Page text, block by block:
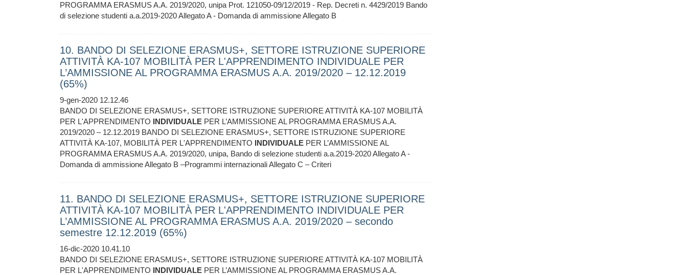
PROGRAMMA ERASMUS A.A. 2019/2020, unipa Prot. 121050-09/12/2019 - Rep. Decreti n. 4429/2019 Bando
di selezione studenti a.a.2019-2020 Allegato A - Domanda di ammissione Allegato B
10. BANDO DI SELEZIONE ERASMUS+, SETTORE ISTRUZIONE SUPERIORE
ATTIVITÀ KA-107 MOBILITÀ PER L'APPRENDIMENTO INDIVIDUALE PER
L’AMMISSIONE AL PROGRAMMA ERASMUS A.A. 2019/2020 – 12.12.2019
(65%)
9-gen-2020 12.12.46
BANDO DI SELEZIONE ERASMUS+, SETTORE ISTRUZIONE SUPERIORE ATTIVITÀ KA-107 MOBILITÀ
PER L'APPRENDIMENTO INDIVIDUALE PER L’AMMISSIONE AL PROGRAMMA ERASMUS A.A.
2019/2020 – 12.12.2019 BANDO DI SELEZIONE ERASMUS+, SETTORE ISTRUZIONE SUPERIORE
ATTIVITÀ KA-107, MOBILITÀ PER L'APPRENDIMENTO INDIVIDUALE PER L’AMMISSIONE AL
PROGRAMMA ERASMUS A.A. 2019/2020, unipa, Bando di selezione studenti a.a.2019-2020 Allegato A -
Domanda di ammissione Allegato B –Programmi internazionali Allegato C – Criteri
11. BANDO DI SELEZIONE ERASMUS+, SETTORE ISTRUZIONE SUPERIORE
ATTIVITÀ KA-107 MOBILITÀ PER L'APPRENDIMENTO INDIVIDUALE PER
L’AMMISSIONE AL PROGRAMMA ERASMUS A.A. 2019/2020 – secondo
semestre 12.12.2019 (65%)
16-dic-2020 10.41.10
BANDO DI SELEZIONE ERASMUS+, SETTORE ISTRUZIONE SUPERIORE ATTIVITÀ KA-107 MOBILITÀ
PER L'APPRENDIMENTO INDIVIDUALE PER L’AMMISSIONE AL PROGRAMMA ERASMUS A.A.